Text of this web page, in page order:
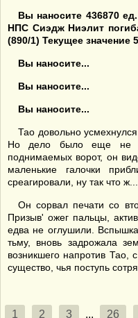
Вы наносите 436870
НПС Сиэдж Ниэлит
(890/1) Текущее значение
Вы наносите...
Вы наносите...
Вы наносите...
Тао довольно
Но дело было еще не
поднимаемых ворот, он
маленькие галочки
среагировали, ну так что ж...
Он сорвал печати со
Призыв' ожег пальцы,
едва не оглушили.
тьму, вновь задрожала
возникшего напротив
существо, чья поступь
1 2 3 ... 26